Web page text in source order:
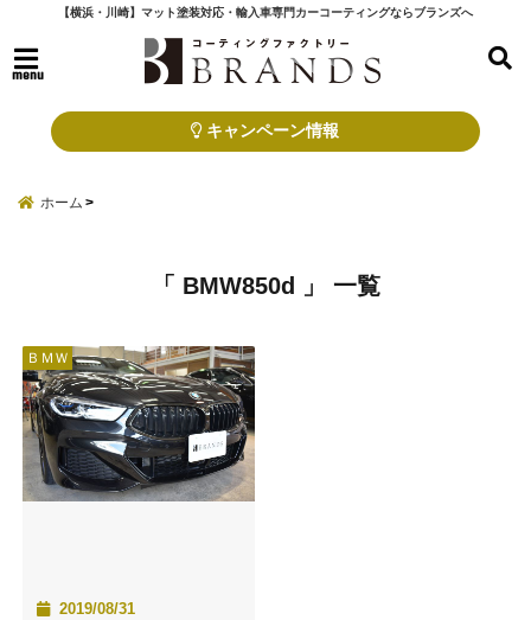
【横浜・川崎】マット塗装対応・輸入車専門カーコーティングならブランズへ
menu
キャンペーン情報
ホーム
「 BMW850d 」 一覧
ＢＭＷ
2019/08/31